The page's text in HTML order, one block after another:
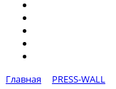
Главная
PRESS-WALL